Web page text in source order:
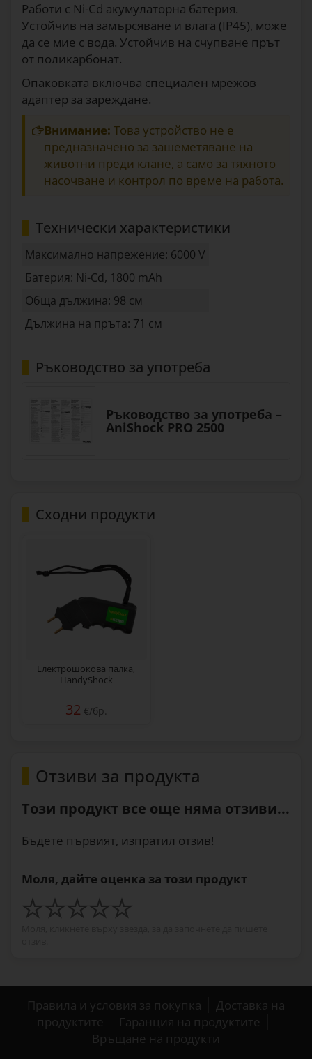
Работи с Ni-Cd акумулаторна батерия.
Устойчив на замърсяване и влага (IP45), може
да се мие с вода. Устойчив на счупване прът
от поликарбонат.
Опаковката включва специален мрежов
адаптер за зареждане.
Внимание: Това устройство не е
предназначено за зашеметяване на
животни преди клане, а само за тяхното
насочване и контрол по време на работа.
Технически характеристики
Максимално напрежение: 6000 V
Батерия: Ni-Cd, 1800 mAh
Обща дължина: 98 см
Дължина на пръта: 71 см
Ръководство за употреба
Ръководство за употреба –
AniShock PRO 2500
Сходни продукти
Електрошокова палка,
HandyShock
32 €/бр.
Отзиви за продукта
Този продукт все още няма отзиви...
Бъдете първият, изпратил отзив!
Моля, дайте оценка за този продукт
Правила и условия за покупка
Доставка на
продуктите
Гаранция на продуктите
Връщане на продукти